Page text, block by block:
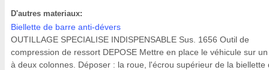
D'autres materiaux:
Biellette de barre anti-dévers
OUTILLAGE SPECIALISE INDISPENSABLE Sus. 1656 Outil de
compression de ressort DEPOSE Mettre en place le véhicule sur
à deux colonnes. Déposer : la roue, l'écrou supérieur de la biellette